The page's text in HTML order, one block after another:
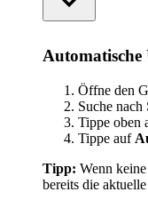
Automatische
Öffne den
Suche nach
Tippe oben
Tippe auf
Tipp: Wenn
bereits die